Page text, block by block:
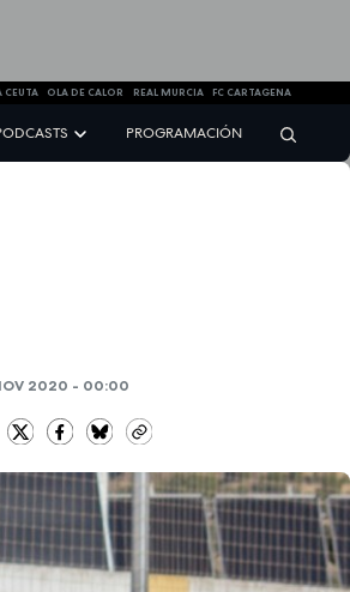
CEUTA OLA DE CALOR REAL MURCIA FC CARTAGENA
PROGRAMACIÓN
2020 - 00:00